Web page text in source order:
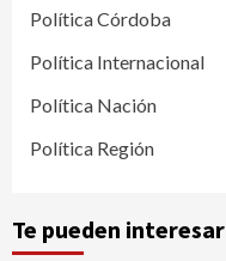
Política Córdoba
Política Internacional
Política Nación
Política Región
Te pueden interesar